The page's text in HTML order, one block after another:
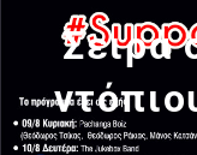
Σειρά